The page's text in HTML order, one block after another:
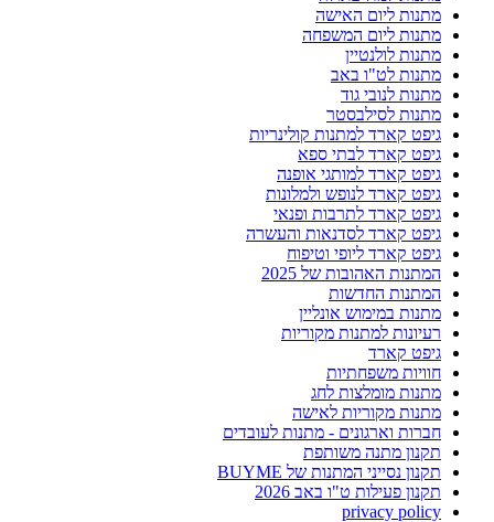
מתנות ליום האישה
מתנות ליום המשפחה
מתנות לולנטיין
מתנות לט"ו באב
מתנות לנובי גוד
מתנות לסילבסטר
גיפט קארד למתנות קולינריות
גיפט קארד לבתי ספא
גיפט קארד למותגי אופנה
גיפט קארד לנופש ולמלונות
גיפט קארד לתרבות ופנאי
גיפט קארד לסדנאות והעשרה
גיפט קארד ליופי וטיפוח
המתנות האהובות של 2025
המתנות החדשות
מתנות במימוש אונליין
רעיונות למתנות מקוריות
גיפט קארד
חוויות משפחתיות
מתנות מומלצות לחג
מתנות מקוריות לאישה
חברות וארגונים - מתנות לעובדים
תקנון מתנה משותפת
תקנון נסייני המתנות של BUYME
תקנון פעילות ט"ו באב 2026
privacy policy